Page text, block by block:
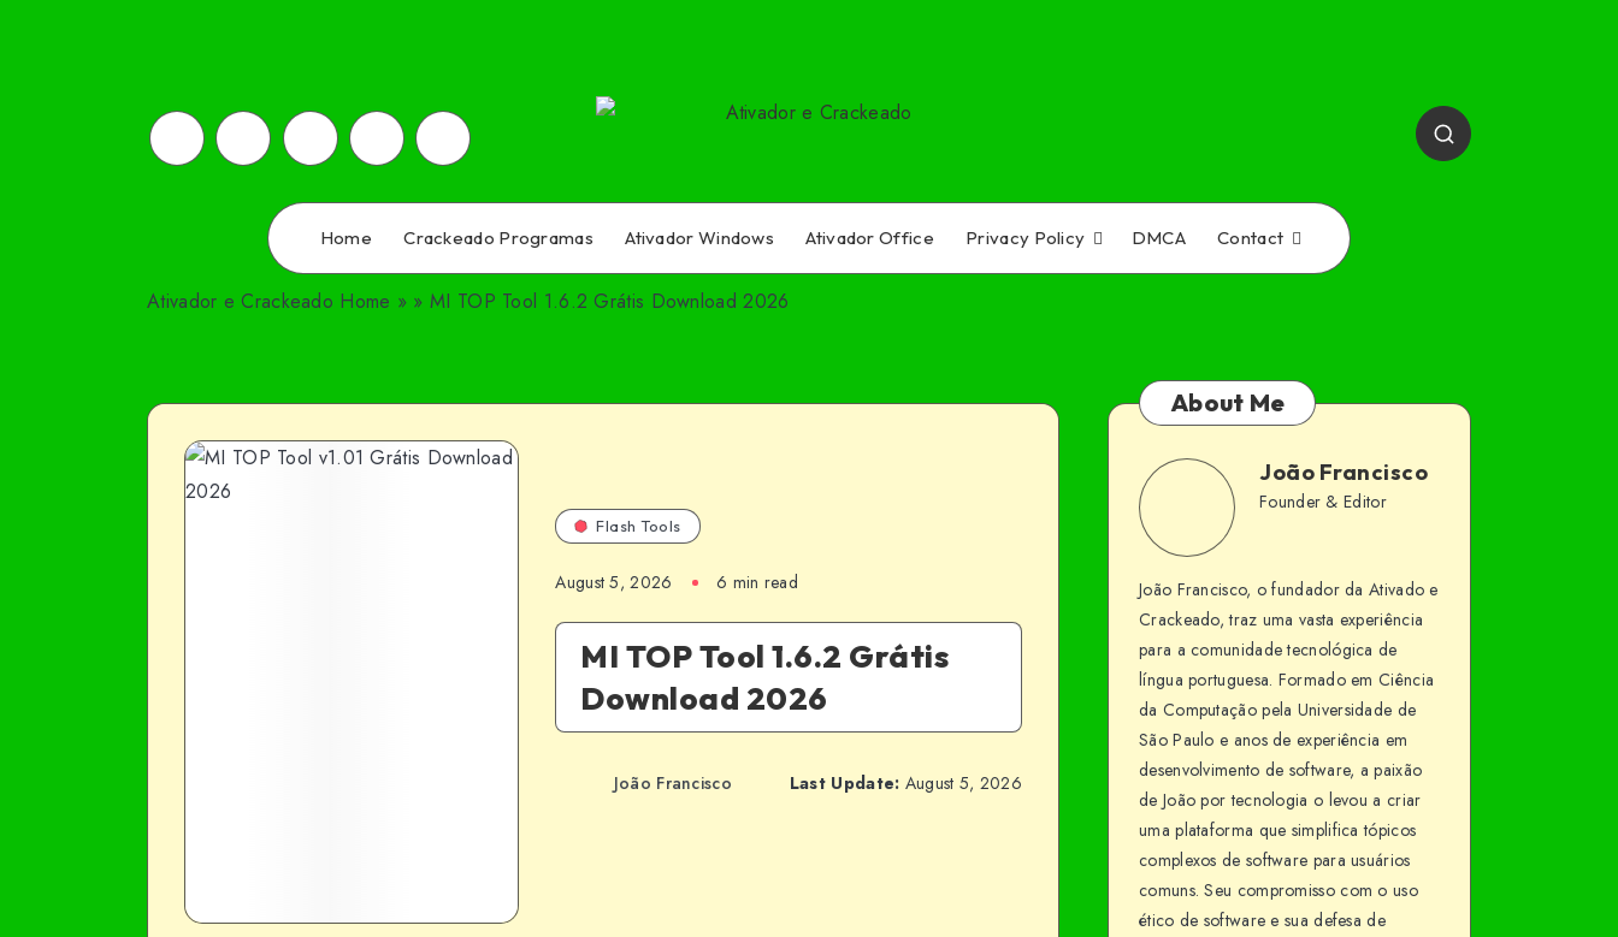
Home Crackeado Programas Ativador Windows Ativador Office Privacy Policy DMCA Contact
Ativador e Crackeado Home » »MI TOP Tool 1.6.2 Grátis Download 2026
Flash Tools
August 5, 2026 6 min read
MI TOP Tool 1.6.2 Grátis
Download 2026
João Francisco Last Update: August 5, 2026
About Me
João
Francisco
João Francisco
Founder & Editor
Facebook
João Francisco, o fundador da Ativado e
Crackeado, traz uma vasta experiência
para a comunidade tecnológica de
língua portuguesa. Formado em Ciência
da Computação pela Universidade de
São Paulo e anos de experiência em
desenvolvimento de software, a paixão
de João por tecnologia o levou a criar
uma plataforma que simplifica tópicos
complexos de software para usuários
comuns. Seu compromisso com o uso
ético de software e sua defesa de